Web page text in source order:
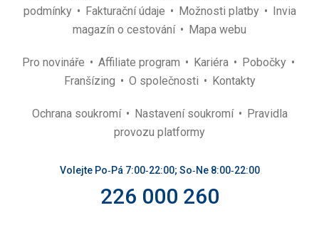
podmínky
Fakturační údaje Možnosti platby
Invia
magazín o cestování
Mapa webu
Pro novináře Affiliate program Kariéra
Pobočky
Franšízing
O společnosti Kontakty
Ochrana soukromí Nastavení soukromí
Pravidla
provozu platformy
Volejte Po‑Pá 7:00‑22:00; So‑Ne 8:00‑22:00
226 000 260